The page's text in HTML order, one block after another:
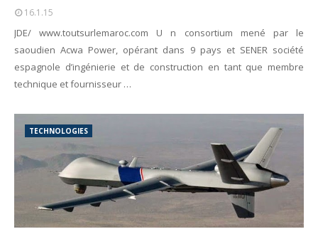
16.1.15
JDE/ www.toutsurlemaroc.com U n consortium mené par le
saoudien Acwa Power, opérant dans 9 pays et SENER société
espagnole d’ingénierie et de construction en tant que membre
technique et fournisseur …
TECHNOLOGIES